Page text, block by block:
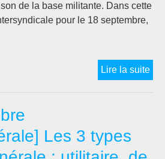
de la base militante. Dans cette
pour le 18 septembre,
Lire la suite10
Les 3 types